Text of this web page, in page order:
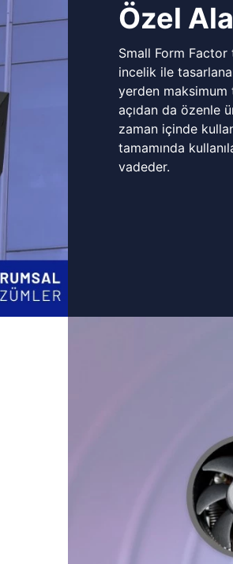
Özel
Small Form Factor
incelik ile
yerden
açıdan da özenle
zaman içinde
tamamında
vadeder.